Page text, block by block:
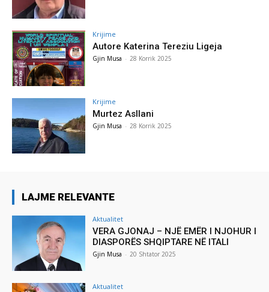
Krijime
Autore Katerina Tereziu Ligeja
Gjin Musa - 28 Korrik 2025
Krijime
Murtez Asllani
Gjin Musa - 28 Korrik 2025
LAJME RELEVANTE
Aktualitet
VERA GJONAJ – NJË EMËR I NJOHUR I
DIASPORËS SHQIPTARE NË ITALI
Gjin Musa - 20 Shtator 2025
Aktualitet